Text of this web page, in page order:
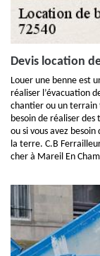
Devis location
Louer une benne est
réaliser l’évacuation
chantier ou un terrain
besoin de réaliser
ou si vous avez
la terre. C.B
cher à Mareil En